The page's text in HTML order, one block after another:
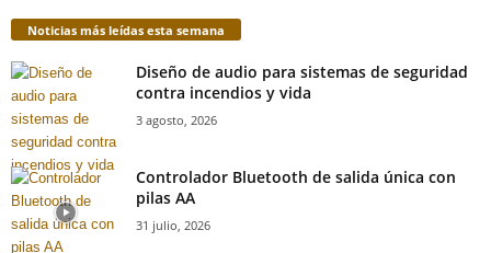
Noticias más leídas esta semana
Diseño de audio para sistemas de seguridad
contra incendios y vida
3 agosto, 2026
Controlador Bluetooth de salida única con
pilas AA
31 julio, 2026